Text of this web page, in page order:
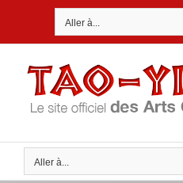
Aller à...
Aller à...